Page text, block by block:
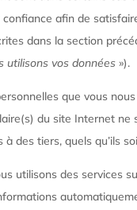
afin de
dans la section
utilisons vos données»).
que vous
du site Internet ne
à des tiers, quels qu’ils
utilisons des services